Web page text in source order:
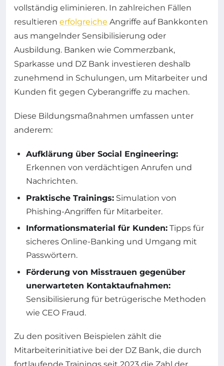
vollständig eliminieren. In zahlreichen Fällen
resultieren erfolgreiche Angriffe auf Bankkonten
aus mangelnder Sensibilisierung oder
Ausbildung. Banken wie Commerzbank,
Sparkasse und DZ Bank investieren deshalb
zunehmend in Schulungen, um Mitarbeiter und
Kunden fit gegen Cyberangriffe zu machen.
Diese Bildungsmaßnahmen umfassen unter
anderem:
Aufklärung über Social Engineering:
Erkennen von verdächtigen Anrufen und
Nachrichten.
Praktische Trainings: Simulation von
Phishing-Angriffen für Mitarbeiter.
Informationsmaterial für Kunden: Tipps für
sicheres Online-Banking und Umgang mit
Passwörtern.
Förderung von Misstrauen gegenüber
unerwarteten Kontaktaufnahmen:
Sensibilisierung für betrügerische Methoden
wie CEO Fraud.
Zu den positiven Beispielen zählt die
Mitarbeiterinitiative bei der DZ Bank, die durch
fortlaufende Trainings seit 2023 die Zahl der